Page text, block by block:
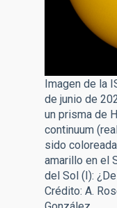
Imagen de la
de junio de
un prisma de
continuum
sido
amarillo en el
del Sol (I):
Crédito: A.